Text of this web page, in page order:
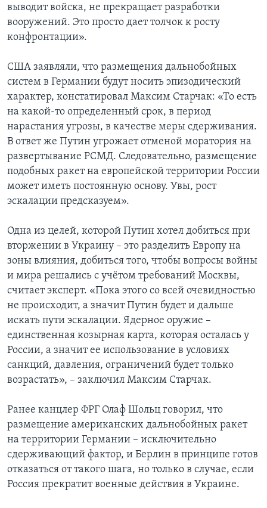
выводит войска, не прекращает разработки
вооружений. Это просто дает толчок к росту
конфронтации».
США заявляли, что размещения дальнобойных
систем в Германии будут носить эпизодический
характер, констатировал Максим Старчак: «То есть
на какой-то определенный срок, в период
нарастания угрозы, в качестве меры сдерживания.
В ответ же Путин угрожает отменой моратория на
развертывание РСМД. Следовательно, размещение
подобных ракет на европейской территории России
может иметь постоянную основу. Увы, рост
эскалации предсказуем».
Одна из целей, которой Путин хотел добиться при
вторжении в Украину – это разделить Европу на
зоны влияния, добиться того, чтобы вопросы войны
и мира решались с учётом требований Москвы,
считает эксперт. «Пока этого со всей очевидностью
не происходит, а значит Путин будет и дальше
искать пути эскалации. Ядерное оружие –
единственная козырная карта, которая осталась у
России, а значит ее использование в условиях
санкций, давления, ограничений будет только
возрастать», – заключил Максим Старчак.
Ранее канцлер ФРГ Олаф Шольц говорил, что
размещение американских дальнобойных ракет
на территории Германии – исключительно
сдерживающий фактор, и Берлин в принципе готов
отказаться от такого шага, но только в случае, если
Россия прекратит военные действия в Украине.